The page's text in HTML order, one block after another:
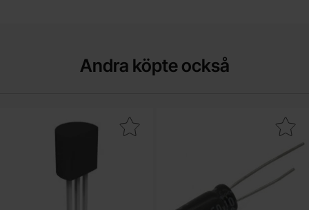
Andra köpte också
Makera 2N2222A TO-92 NPN 40V 600mA som favorit
Makera elektrolytkondensator 10uF 50V